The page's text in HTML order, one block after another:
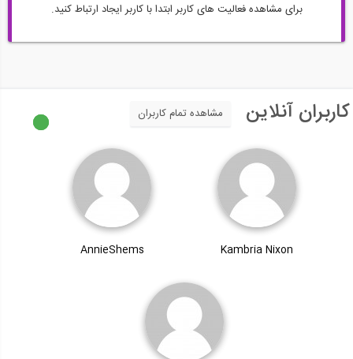
برای مشاهده فعالیت های کاربر ابتدا با کاربر ایجاد ارتباط کنید.
کاربران آنلاین مشاهده تمام کاربران
Kambria Nixon
AnnieShems